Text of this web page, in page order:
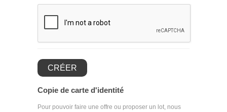
CRÉER
Copie de carte d'identité
Pour pouvoir faire une offre ou proposer un lot, nous